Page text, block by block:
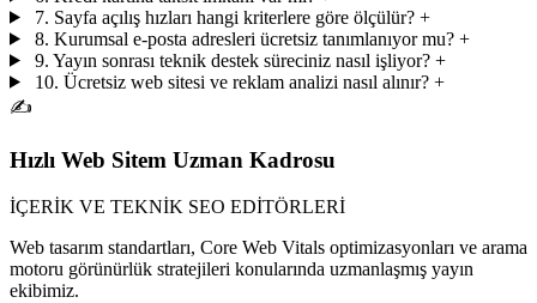
7. Sayfa açılış hızları hangi kriterlere göre ölçülür? +
8. Kurumsal e-posta adresleri ücretsiz tanımlanıyor mu? +
9. Yayın sonrası teknik destek süreciniz nasıl işliyor? +
10. Ücretsiz web sitesi ve reklam analizi nasıl alınır? +
✍️
Hızlı Web Sitem Uzman Kadrosu
İÇERİK VE TEKNİK SEO EDİTÖRLERİ
Web tasarım standartları, Core Web Vitals optimizasyonları ve arama
motoru görünürlük stratejileri konularında uzmanlaşmış yayın
ekibimiz.